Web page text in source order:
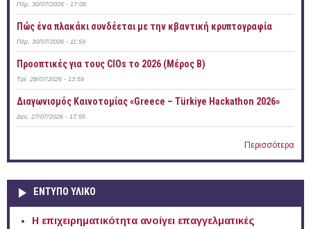
Πέμ, 30/07/2026 - 17:05
Πώς ένα πλακάκι συνδέεται με την κβαντική κρυπτογραφία
Πέμ, 30/07/2026 - 11:59
Προοπτικές για τους CIOs το 2026 (Μέρος Β)
Τρί, 28/07/2026 - 13:59
Διαγωνισμός Καινοτομίας «Greece – Türkiye Hackathon 2026»
Δευ, 27/07/2026 - 17:55
Περισσότερα
ΕΝΤΥΠΟ ΥΛΙΚΟ
Η επιχειρηματικότητα ανοίγει επαγγελματικές